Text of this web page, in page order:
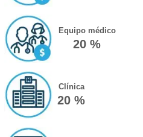
Equipo médico
20 %
Clínica
20 %